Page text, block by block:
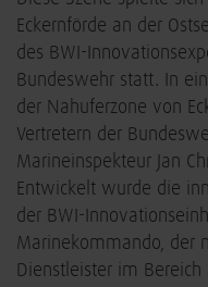
Eckernförde an der
des BWI-
Bundeswehr statt. In
der Nahuferzone von
Vertretern der
Marineinspekteur Jan
Entwickelt wurde die
der BWI-
Marinekommando, der
Dienstleister im